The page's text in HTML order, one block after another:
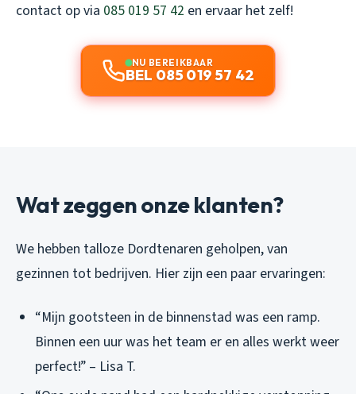
contact op via 085 019 57 42 en ervaar het zelf!
NU BEREIKBAAR
BEL 085 019 57 42
Wat zeggen onze klanten?
We hebben talloze Dordtenaren geholpen, van
gezinnen tot bedrijven. Hier zijn een paar ervaringen:
“Mijn gootsteen in de binnenstad was een ramp.
Binnen een uur was het team er en alles werkt weer
perfect!” – Lisa T.